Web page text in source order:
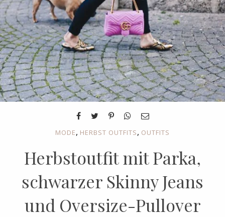
MODE, HERBST OUTFITS, OUTFITS
Herbstoutfit mit Parka,
schwarzer Skinny Jeans
und Oversize-Pullover